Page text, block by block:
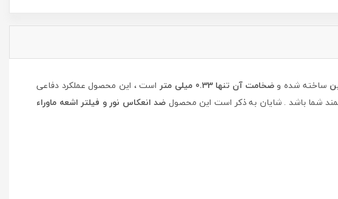
ساخته شده وضخامت آن تنها 0.33 میلی متر
است ، این محصول عملکرد دفاعی
شما باشد . شایان به ذکر است این محصول ضد انعکاس نور و فیلتر اشعه ماوراء